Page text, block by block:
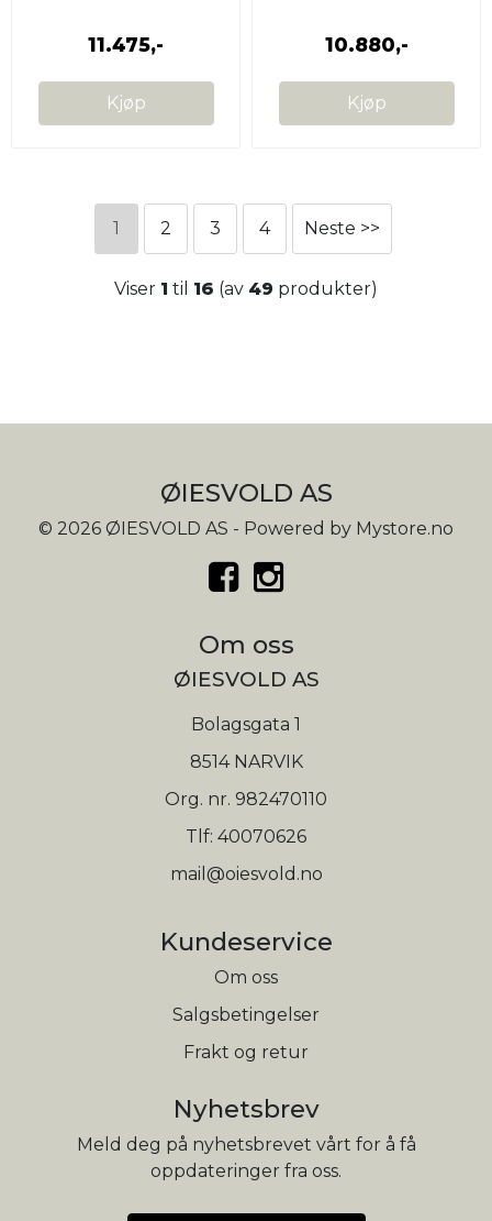
11.475,-
Kjøp
10.880,-
Kjøp
1 2 3 4 Neste >>
Viser 1 til 16 (av 49 produkter)
ØIESVOLD AS
© 2026 ØIESVOLD AS - Powered by Mystore.no
Om oss
ØIESVOLD AS
Bolagsgata 1
8514 NARVIK
Org. nr. 982470110
Tlf: 40070626
mail@oiesvold.no
Kundeservice
Om oss
Salgsbetingelser
Frakt og retur
Nyhetsbrev
Meld deg på nyhetsbrevet vårt for å få
oppdateringer fra oss.